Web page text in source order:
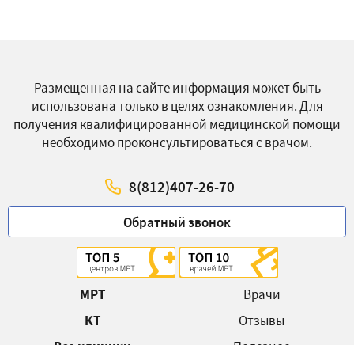
Размещенная на сайте информация может быть
использована только в целях ознакомления. Для
получения квалифицированной медицинской помощи
необходимо проконсультироваться с врачом.
8(812)407-26-70
Обратный звонок
МРТ
КТ
Врачи
Отзывы